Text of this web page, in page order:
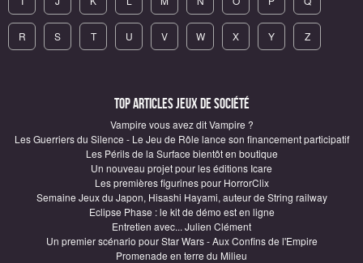
R S T U V W X Y Z
Top articles Jeux de société
Vampire vous avez dit Vampire ?
Les Guerriers du Silence - Le Jeu de Rôle lance son financement participatif
Les Périls de la Surface bientôt en boutique
Un nouveau projet pour les éditions Icare
Les premières figurines pour HorrorClix
Semaine Jeux du Japon, Hisashi Hayami, auteur de String railway
Eclipse Phase : le kit de démo est en ligne
Entretien avec... Julien Clément
Un premier scénario pour Star Wars - Aux Confins de l'Empire
Promenade en terre du Milieu